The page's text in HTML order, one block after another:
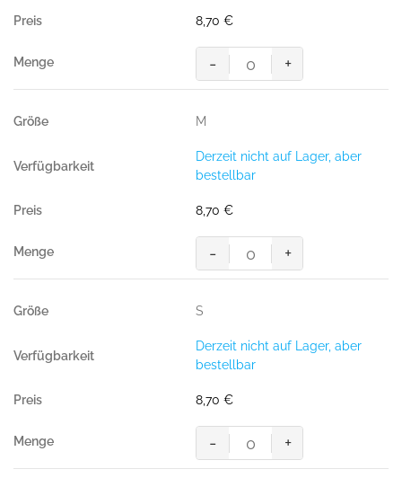
Menge
8,70 €
HAKRO
T-
Bio-
Baumwolle
Menge
- +
M
Derzeit nicht auf Lager, aber
bestellbar
8,70 €
HAKRO
T-
Bio-
Baumwolle
Menge
- +
S
Derzeit nicht auf Lager, aber
bestellbar
8,70 €
HAKRO
T-
- +